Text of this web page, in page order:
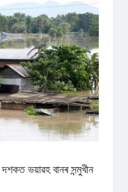
ভয়াৱহ বানৰ সন্মুখীন